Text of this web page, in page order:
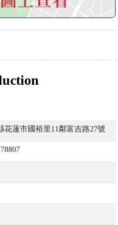
花蓮市國裕里11鄰富吉路27號